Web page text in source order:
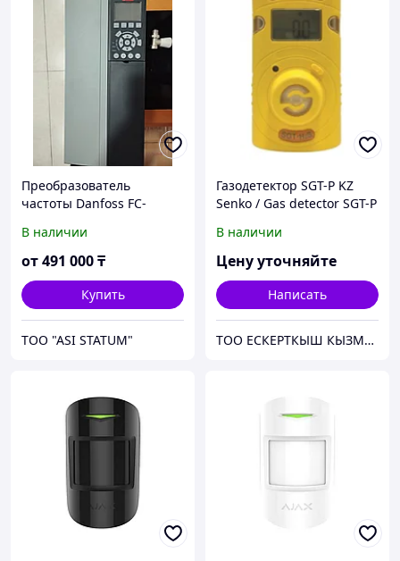
Преобразователь
частоты Danfoss FC-
XXXAXBXCXXXXDX
В наличии
от491 000₸
Купить
TOO "ASI STATUM"
Газодетектор SGT-P KZ
Senko / Gas detector SGT-P
В наличии
Цену уточняйте
Написать
ТОО ЕСКЕРТКЫШ КЫЗМЕТ КАЗАХСТАН